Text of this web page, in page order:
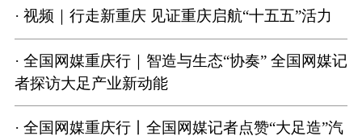
· 视频｜行走新重庆 见证重庆启航“十五五”活力
· 全国网媒重庆行｜智造与生态“协奏” 全国网媒记
者探访大足产业新动能
· 全国网媒重庆行丨全国网媒记者点赞“大足造”汽